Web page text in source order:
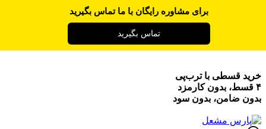
خرید قسطی با ترب‌پی
۴ قسط، بدون کارمزد
بدون ضامن، بدون سود
برای مشاوره رایگان با ما تماس بگیرید
تماس بگیرید